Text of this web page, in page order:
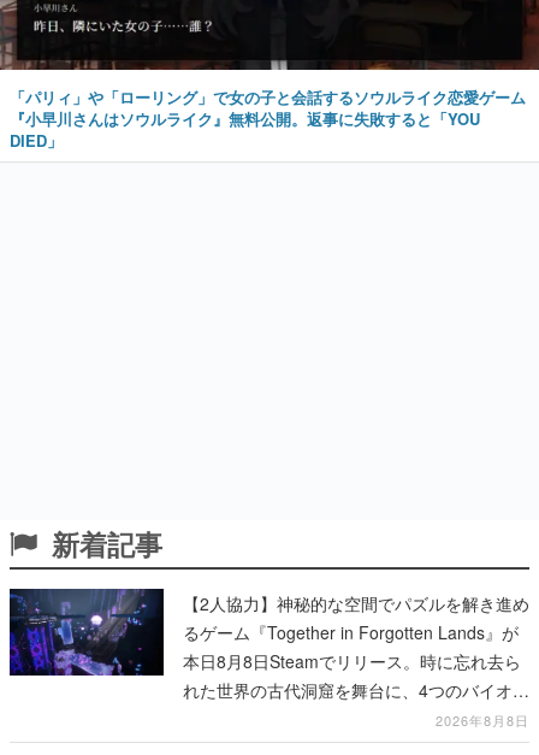
「パリィ」や「ローリング」で女の子と会話するソウルライク恋愛ゲーム
『小早川さんはソウルライク』無料公開。返事に失敗すると「YOU
DIED」
新着記事
【2人協力】神秘的な空間でパズルを解き進め
るゲーム『Together in Forgotten Lands』が
本日8月8日Steamでリリース。時に忘れ去ら
れた世界の古代洞窟を舞台に、4つのバイオー
2026年8月8日